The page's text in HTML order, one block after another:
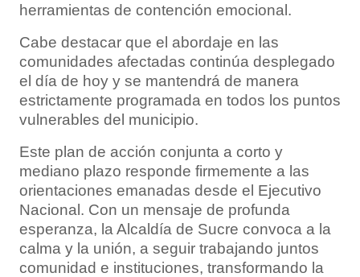
herramientas de contención emocional.
Cabe destacar que el abordaje en las
comunidades afectadas continúa desplegado
el día de hoy y se mantendrá de manera
estrictamente programada en todos los puntos
vulnerables del municipio.
Este plan de acción conjunta a corto y
mediano plazo responde firmemente a las
orientaciones emanadas desde el Ejecutivo
Nacional. Con un mensaje de profunda
esperanza, la Alcaldía de Sucre convoca a la
calma y la unión, a seguir trabajando juntos
comunidad e instituciones, transformando la